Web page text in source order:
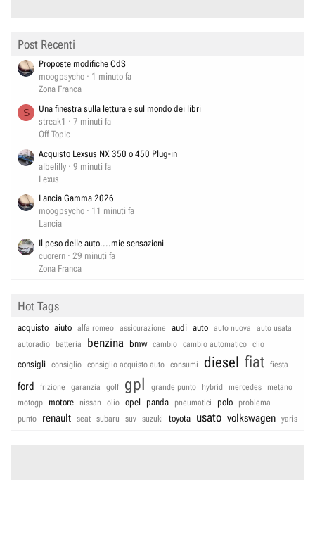
Post Recenti
Proposte modifiche CdS
moogpsycho
1 minuto fa
Zona Franca
S
Una finestra sulla lettura e sul mondo dei libri
streak1
7 minuti fa
Off Topic
Acquisto Lexsus NX 350 o 450 Plug-in
albelilly
9 minuti fa
Lexus
Lancia Gamma 2026
moogpsycho
11 minuti fa
Lancia
Il peso delle auto....mie sensazioni
cuorern
29 minuti fa
Zona Franca
Hot Tags
acquisto aiuto alfa romeo assicurazione audi auto auto nuova
auto usata
autoradio
batteria benzina bmw cambio cambio automatico clio
consigli consiglio consiglio acquisto auto consumi diesel fiat fiesta
ford frizione garanzia golf gpl grande punto hybrid mercedes
metano
motogp
motore nissan olio opel panda pneumatici polo
problema
punto
renault seat subaru suv suzuki toyota usato volkswagen yaris